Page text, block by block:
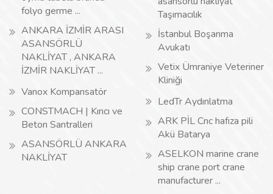
folyo germe ...
ANKARA İZMİR ARASI
ASANSÖRLÜ
NAKLİYAT , ANKARA
İZMİR NAKLİYAT ...
Vanox Kompansatör
CONSTMACH | Kırıcı ve
Beton Santralleri
ASANSÖRLÜ ANKARA
NAKLİYAT
Taşımacılık
İstanbul Boşanma
Avukatı
Vetix Ümraniye Veteriner
Kliniği
LedTr Aydınlatma
ARK PİL Cnc hafıza pili
Akü Batarya
ASELKON marine crane
ship crane port crane
manufacturer ...